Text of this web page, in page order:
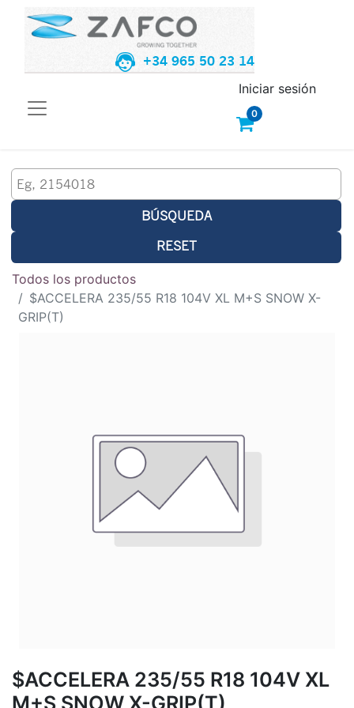
+34 965 50 23 14
0
Iniciar sesión
BÚSQUEDA
RESET
Todos los productos
$ACCELERA 235/55 R18 104V XL M+S SNOW X-
GRIP(T)
$ACCELERA 235/55 R18 104V XL
M+S SNOW X-GRIP(T)